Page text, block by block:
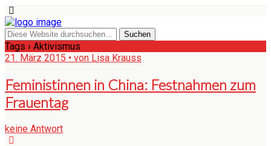
Tags › Aktivismus
21. März 2015 • von Lisa Krauss
Feministinnen in China: Festnahmen zum
Frauentag
keine Antwort